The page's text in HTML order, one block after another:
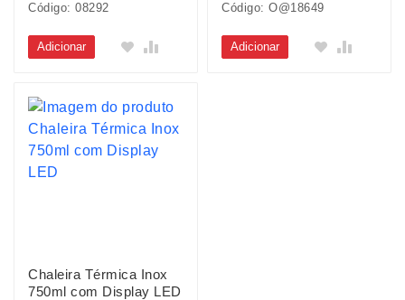
Código: 08292
Adicionar
Código: O@18649
Adicionar
Chaleira Térmica Inox
750ml com Display LED